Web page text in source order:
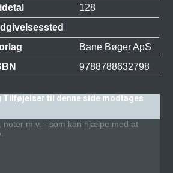
128
Bane Bøger ApS
9788788632798
Tilføjelser til denne side modtages